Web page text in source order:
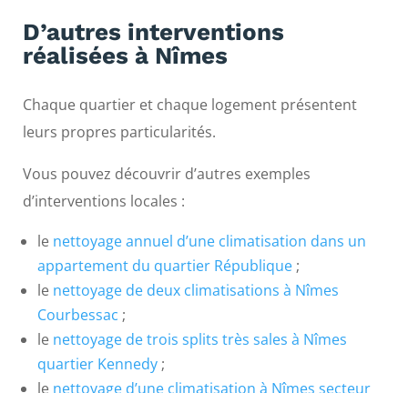
D’autres interventions
réalisées à Nîmes
Chaque quartier et chaque logement présentent
leurs propres particularités.
Vous pouvez découvrir d’autres exemples
d’interventions locales :
le nettoyage annuel d’une climatisation dans un
appartement du quartier République ;
le nettoyage de deux climatisations à Nîmes
Courbessac ;
le nettoyage de trois splits très sales à Nîmes
quartier Kennedy ;
le nettoyage d’une climatisation à Nîmes secteur